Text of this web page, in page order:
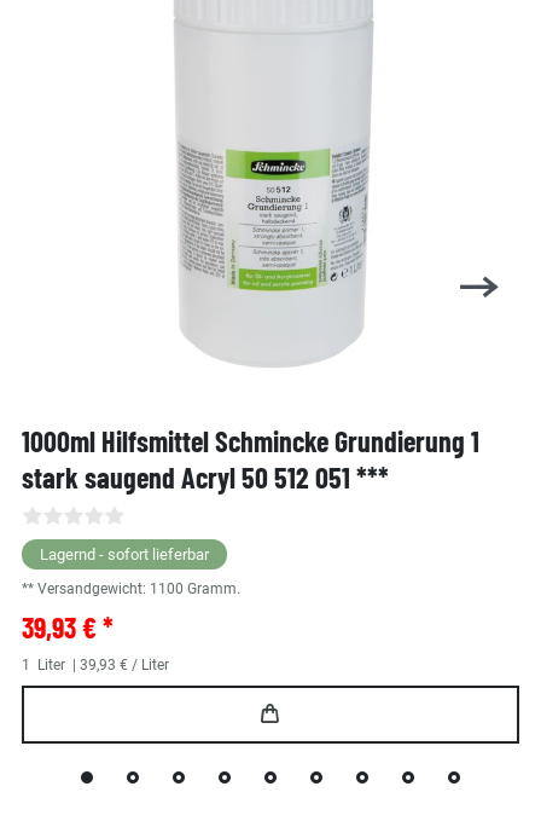
1000ml Hilfsmittel Schmincke Grundierung 1
stark saugend Acryl 50 512 051 ***
Lagernd - sofort lieferbar
** Versandgewicht: 1100 Gramm.
39,93 € *
1 Liter | 39,93 € / Liter